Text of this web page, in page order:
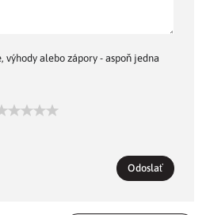
výhody alebo zápory - aspoň jedna
Odoslať